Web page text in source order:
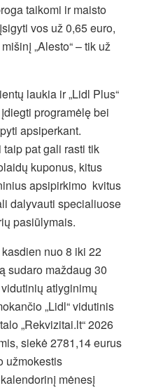
taikomi ir maisto
vos už 0,65 euro,
„Alesto“ – tik už
laukia ir „Lidl Plus“
programėlę bei
apsiperkant.
taip pat gali rasti tik
kuponus, kitus
apsipirkimo kvitus
dalyvauti specialiuose
pasiūlymais.
nuo 8 iki 22
sudaro maždaug 30
atlyginimų
„Lidl“ vidutinis
„Rekvizitai.lt“ 2026
siekė 2781,14 eurus
užmokestis
mėnesį